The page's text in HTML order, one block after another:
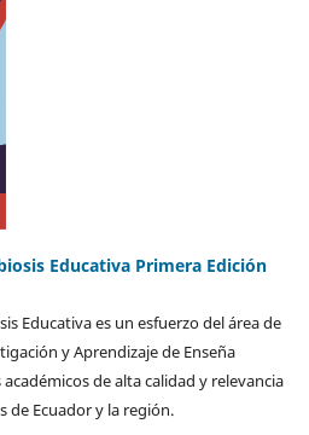
Educativa Primera Edición
Educativa es un esfuerzo del área de
y Aprendizaje de Enseña
de alta calidad y relevancia
de Ecuador y la región.